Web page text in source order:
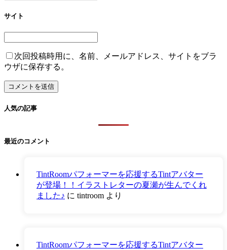
サイト
次回投稿時用に、名前、メールアドレス、サイトをブラ
ウザに保存する。
人気の記事
最近のコメント
TintRoomパフォーマーを応援するTintアバター
が登場！！イラストレターの夏瀬が生んでくれ
ました♪ に tintroom より
TintRoomパフォーマーを応援するTintアバター